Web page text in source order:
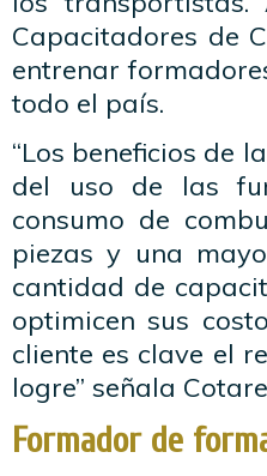
Capacitadores de
entrenar
todo el país.
“Los beneficios de
del uso de las
consumo de
piezas y una
cantidad de
optimicen sus
cliente es clave el
logre” señala
Formador de